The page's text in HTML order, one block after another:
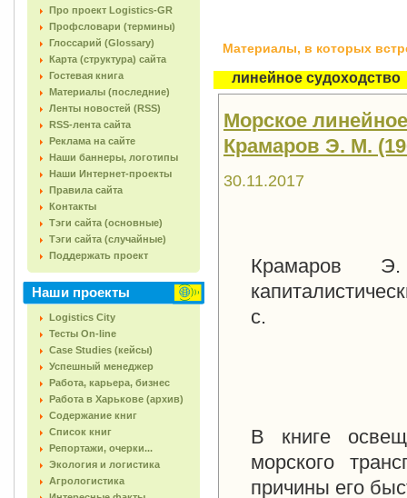
Про проект Logistics-GR
Профсловари (термины)
Глоссарий (Glossary)
Карта (структура) сайта
Гостевая книга
Материалы (последние)
Ленты новостей (RSS)
RSS-лента сайта
Реклама на сайте
Наши баннеры, логотипы
Наши Интернет-проекты
Правила сайта
Контакты
Тэги сайта (основные)
Тэги сайта (случайные)
Поддержать проект
Наши проекты
Logistics City
Тесты On-line
Case Studies (кейсы)
Успешный менеджер
Работа, карьера, бизнес
Работа в Харькове (архив)
Содержание книг
Список книг
Репортажи, очерки...
Экология и логистика
Агрологистика
Материалы, в которых
линейное судоходство
Морское
Крамаров Э. М.
30.11.2017
Крамаров
с.
В книге
морского
причины его